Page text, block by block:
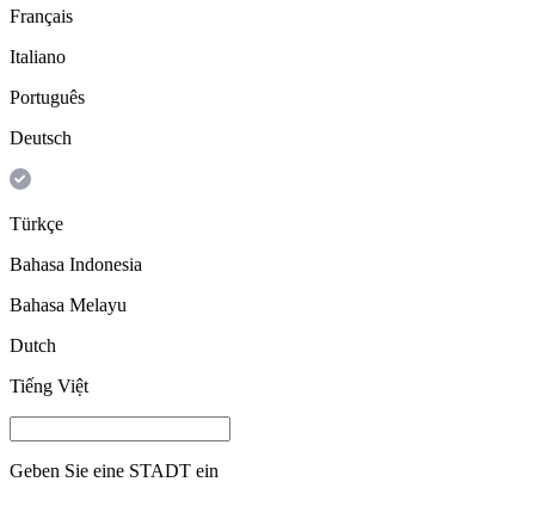
Français
Italiano
Português
Deutsch
Türkçe
Bahasa Indonesia
Bahasa Melayu
Dutch
Tiếng Việt
Geben Sie eine STADT ein